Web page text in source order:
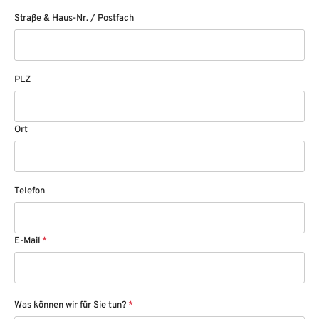
Straße & Haus-Nr. / Postfach
PLZ
Ort
Telefon
E-Mail *
Was können wir für Sie tun? *